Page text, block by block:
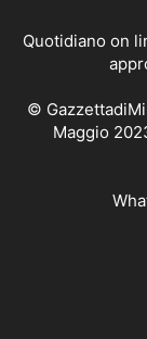
Quotidiano on
©
Maggio